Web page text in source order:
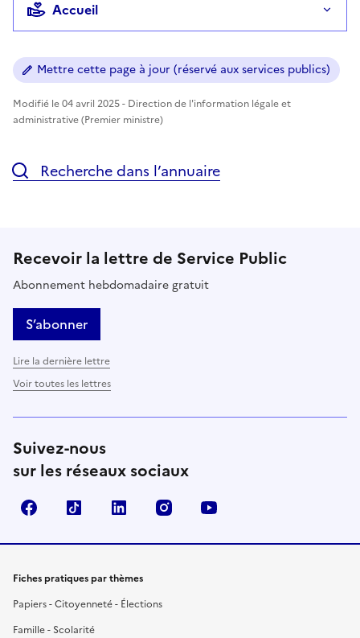
Accueil
Mettre cette page à jour (réservé aux services publics)
Modifié le 04 avril 2025 - Direction de l'information légale et
administrative (Premier ministre)
Recherche dans l’annuaire
Recevoir la lettre de Service Public
Abonnement hebdomadaire gratuit
S’abonner
Lire la dernière lettre
Voir toutes les lettres
Suivez-nous
sur les réseaux sociaux
FacebookTikTok LinkedIn Instagram
Fiches pratiques par thèmes
Papiers - Citoyenneté - Élections
Famille - Scolarité